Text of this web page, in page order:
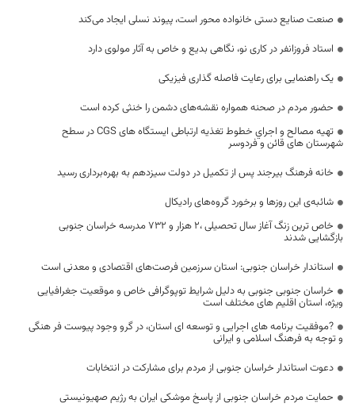
صنعت صنایع دستی خانواده محور است، پیوند نسلی ایجاد می‌کند
استاد فروزانفر در کاری نو، نگاهی بدیع و خاص به آثار مولوی دارد
یک راهنمایی برای رعایت فاصله گذاری فیزیکی
حضور مردم در صحنه همواره نقشه‌های دشمن را خنثی کرده است
تهيه مصالح و اجراي خطوط تغذیه ارتباطی ایستگاه های CGS در سطح
شهرستان های قائن و فردوسر
خانه فرهنگ بیرجند پس از تکمیل در دولت سیزدهم به بهره‌برداری رسید
شائبه‌ی این روزها و برخورد گروه‌های رادیکال
خاص ترین زنگ آغاز سال تحصیلی ،۲ هزار و ۷۳۲ مدرسه خراسان جنوبی
بازگشایی شدند
استاندار خراسان جنوبی: استان سرزمین فرصت‌های اقتصادی و معدنی است
خراسان جنوبی جنوبی به دلیل شرایط توپوگرافی خاص و موقعیت جغرافیایی
ویژه، استان اقلیم های مختلف است
?موفقیت برنامه های اجرایی و توسعه ای استان، در گرو وجود پیوست فر هنگی
و توجه به فرهنگ اسلامی و ایرانی
دعوت استاندار خراسان جنوبی از مردم برای مشارکت در انتخابات
حمایت مردم خراسان جنوبی از پاسخ موشکی ایران به رژیم صهیونیستی